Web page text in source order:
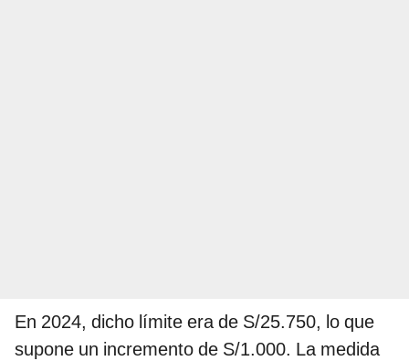
En 2024, dicho límite era de S/25.750, lo que
supone un incremento de S/1.000. La medida